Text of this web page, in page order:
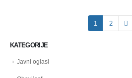
1 2
KATEGORIJE
Javni oglasi